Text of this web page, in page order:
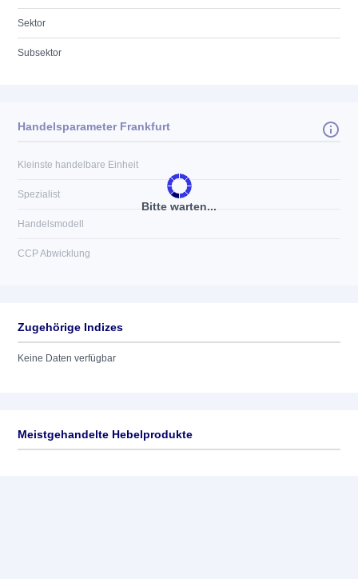
Sektor
Subsektor
Bitte warten...
Handelsparameter Frankfurt
Kleinste handelbare Einheit
Spezialist
Handelsmodell
CCP Abwicklung
Zugehörige Indizes
Keine Daten verfügbar
Meistgehandelte Hebelprodukte